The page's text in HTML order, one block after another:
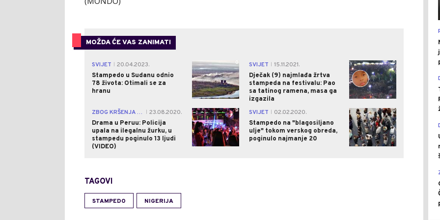
MOŽDA ĆE VAS ZANIMATI
SVIJET
20.04.2023.
Stampedo u Sudanu odnio
78 života: Otimali se za
hranu
0 SVIJET
15.11.2021.
Dječak (9) najmlađa žrtva
stampeda na festivalu: Pao
sa tatinog ramena, masa ga
izgazila
0
ZBOG KRŠENJA MERA
23.08.2020.
Drama u Peruu: Policija
upala na ilegalnu žurku, u
stampedu poginulo 13 ljudi
(VIDEO)
0 SVIJET
02.02.2020.
Stampedo na "blagosiljano
ulje" tokom verskog obreda,
poginulo najmanje 20
0
TAGOVI
STAMPEDO NIGERIJA